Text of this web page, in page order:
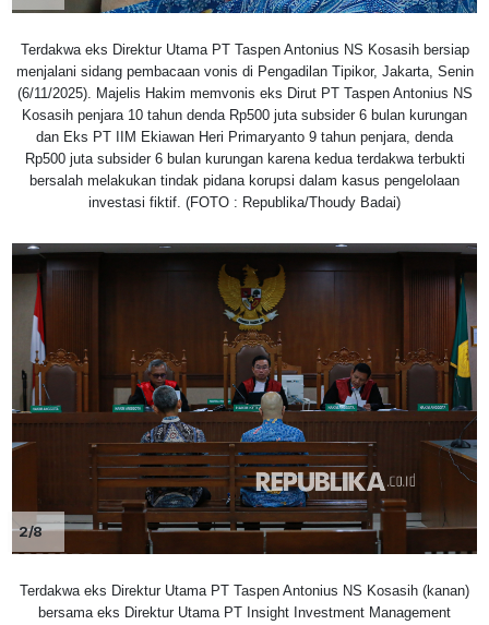
Terdakwa eks Direktur Utama PT Taspen Antonius NS Kosasih bersiap
menjalani sidang pembacaan vonis di Pengadilan Tipikor, Jakarta, Senin
(6/11/2025). Majelis Hakim memvonis eks Dirut PT Taspen Antonius NS
Kosasih penjara 10 tahun denda Rp500 juta subsider 6 bulan kurungan
dan Eks PT IIM Ekiawan Heri Primaryanto 9 tahun penjara, denda
Rp500 juta subsider 6 bulan kurungan karena kedua terdakwa terbukti
bersalah melakukan tindak pidana korupsi dalam kasus pengelolaan
investasi fiktif. (FOTO : Republika/Thoudy Badai)
2/8
Terdakwa eks Direktur Utama PT Taspen Antonius NS Kosasih (kanan)
bersama eks Direktur Utama PT Insight Investment Management